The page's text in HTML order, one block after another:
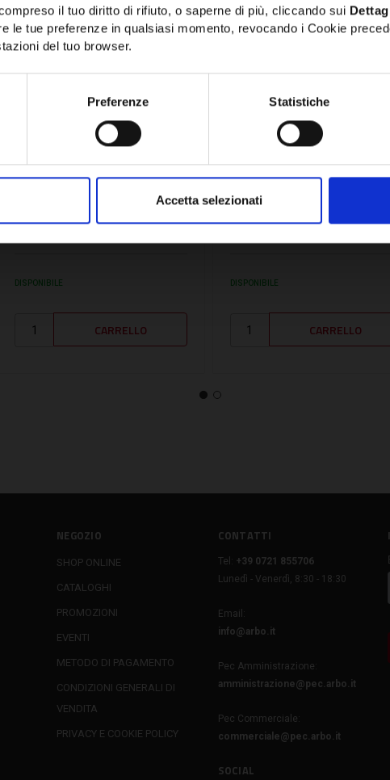
il tuo diritto di rifiuto, o saperne di più, cliccando sui
le tue preferenze in qualsiasi momento, revocando i Cookie
del tuo browser.
Preferenze Statistiche
Accetta selezionati
SKU:SUPPISO1376
5,30€
DISPONIBILE
SKU:SUPPISO1342
SUPPISO1342
3,20€
DISPONIBILE
NEGOZIO
SHOP ONLINE
CATALOGHI
PROMOZIONI
EVENTI
METODO DI PAGAMENTO
CONDIZIONI GENERALI DI
VENDITA
PRIVACY E COOKIE POLICY
CONTATTI
Tel:
+39 0721 855706
Lunedì - Venerdì, 8:30 - 18:30
Email:
info@arbo.it
Pec Amministrazione:
amministrazione@pec.arbo.it
Pec Commerciale:
commerciale@pec.arbo.it
SOCIAL